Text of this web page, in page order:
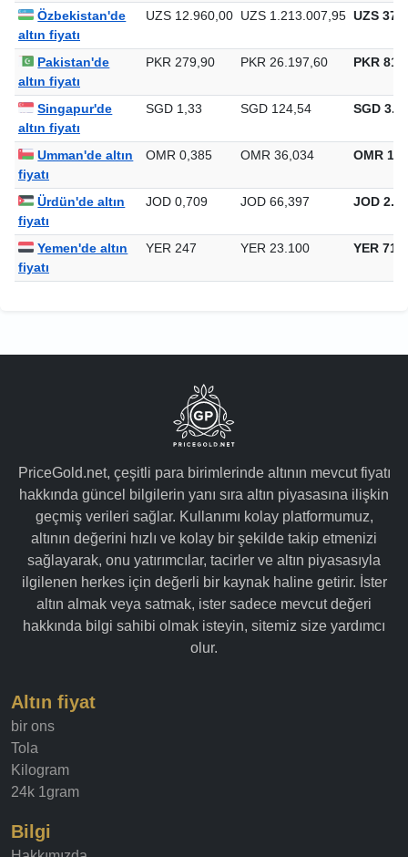
Özbekistan'de
altın fiyatı
UZS 12.960,00 UZS 1.213.007,95 UZS
Pakistan'de
altın fiyatı
PKR 279,90 PKR 26.197,60 PKR
Singapur'de
altın fiyatı
SGD 1,33 SGD 124,54 SGD
Umman'de altın
fiyatı
OMR 0,385 OMR 36,034 OMR
Ürdün'de altın
fiyatı
JOD 0,709 JOD 66,397 JOD
Yemen'de altın
fiyatı
YER 247 YER 23.100 YER
PriceGold.net, çeşitli para birimlerinde altının mevcut fiyatı
hakkında güncel bilgilerin yanı sıra altın piyasasına ilişkin
geçmiş verileri sağlar. Kullanımı kolay platformumuz,
altının değerini hızlı ve kolay bir şekilde takip etmenizi
sağlayarak, onu yatırımcılar, tacirler ve altın piyasasıyla
ilgilenen herkes için değerli bir kaynak haline getirir. İster
altın almak veya satmak, ister sadece mevcut değeri
hakkında bilgi sahibi olmak isteyin, sitemiz size yardımcı
olur.
Altın fiyat
bir ons
Tola
Kilogram
24k 1gram
Bilgi